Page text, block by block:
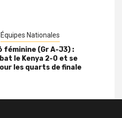
Équipes Nationales
féminine (Gr A-J3) :
bat le Kenya 2-0 et se
les quarts de finale